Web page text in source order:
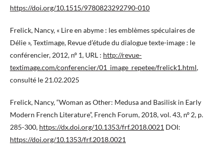
https://doi.org/10.1515/9780823292790-010
Frelick, Nancy, « Lire en abyme : les emblèmes spéculaires de
Délie », Textimage, Revue d’étude du dialogue texte-image : le
conférencier, 2012, nº 1, URL : http://revue-
textimage.com/conferencier/01_image_repetee/frelick1.html,
consulté le 21.02.2025
Frelick, Nancy, “Woman as Other: Medusa and Basilisk in Early
Modern French Literature”, French Forum, 2018, vol. 43, nº 2, p.
285-300, https://dx.doi.org/10.1353/frf.2018.0021 DOI:
https://doi.org/10.1353/frf.2018.0021